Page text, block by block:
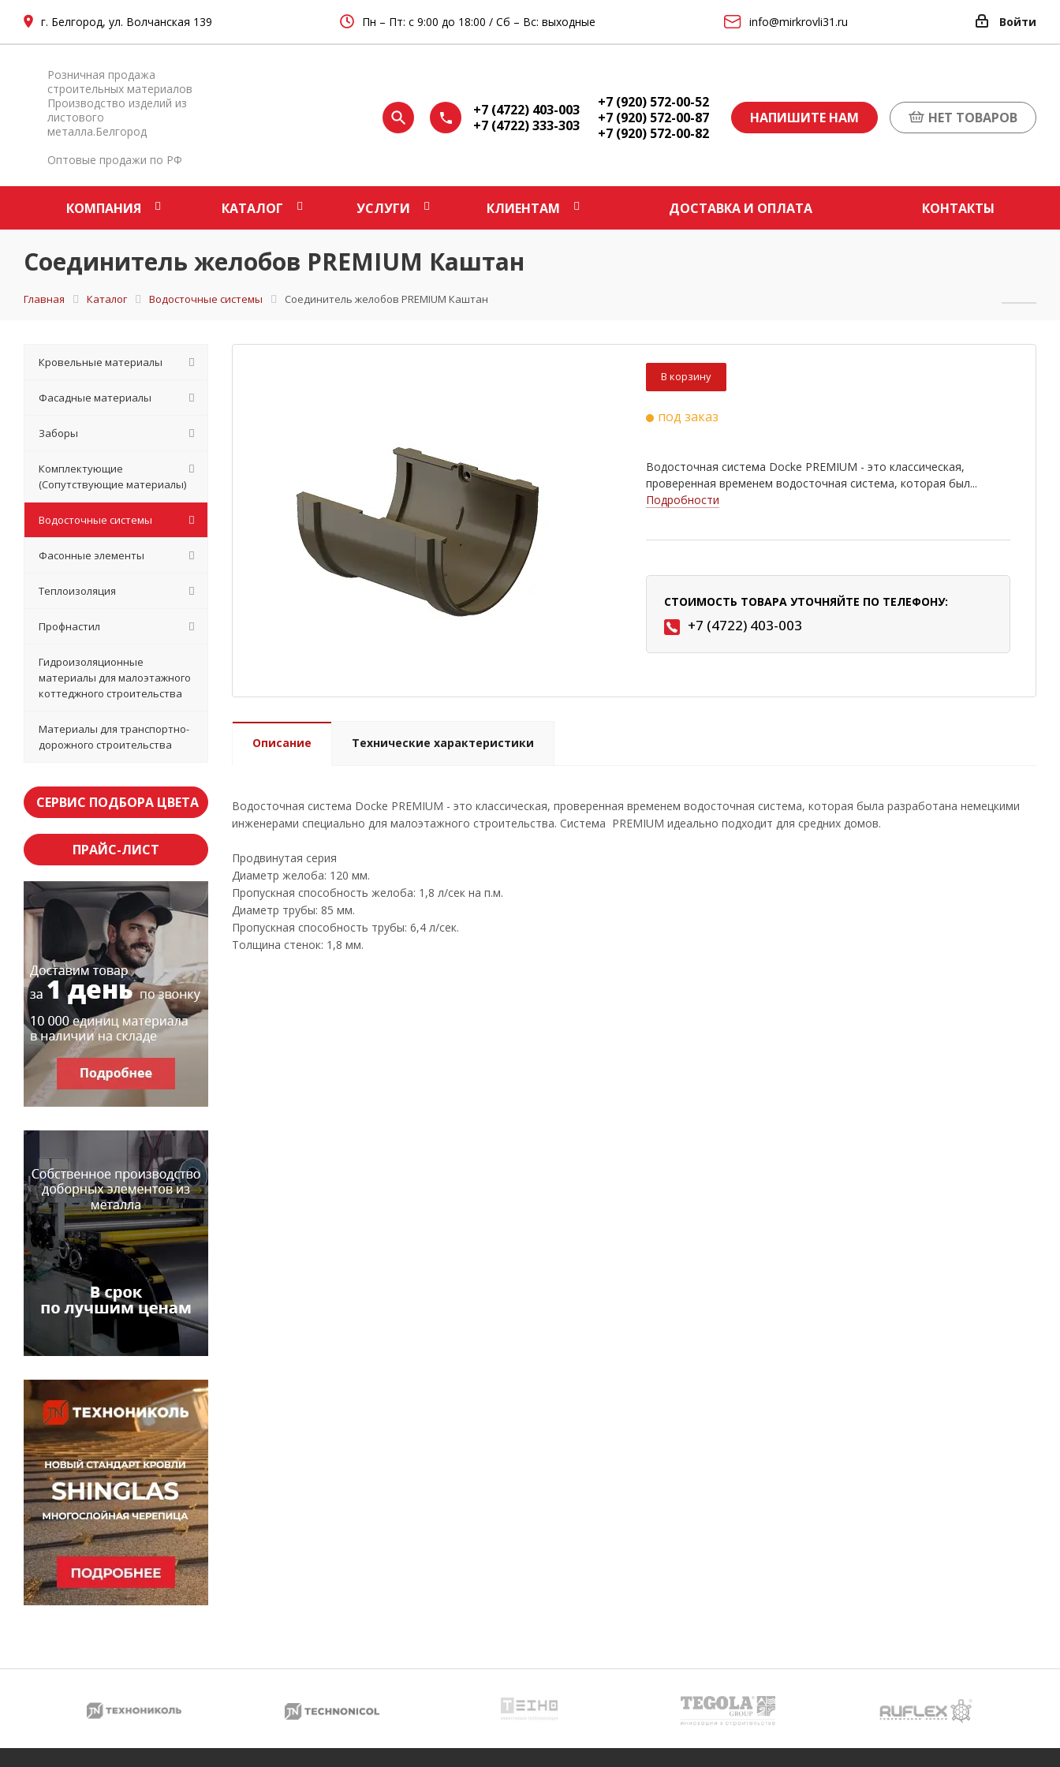
г. Белгород, ул. Волчанская 139 Пн – Пт: с 9:00 до 18:00 / Сб – Вс: выходные info@mirkrovli31.ru Войти
Розничная продажа
строительных материалов
Производство изделий из
листового
металла.Белгород
Оптовые продажи по РФ
+7 (4722) 403-003
+7 (4722) 333-303
+7 (920) 572-00-52
+7 (920) 572-00-87
+7 (920) 572-00-82
НАПИШИТЕ НАМ НЕТ ТОВАРОВ
КОМПАНИЯ КАТАЛОГ УСЛУГИ КЛИЕНТАМ ДОСТАВКА И ОПЛАТА КОНТАКТЫ
Соединитель желобов PREMIUM Каштан
Главная Каталог Водосточные системы Соединитель желобов PREMIUM Каштан
В корзину
под заказ
Водосточная система Docke PREMIUM - это классическая,
проверенная временем водосточная система, которая был...
Подробности
СТОИМОСТЬ ТОВАРА УТОЧНЯЙТЕ ПО ТЕЛЕФОНУ:
+7 (4722) 403-003
Описание Технические характеристики
Водосточная система Docke PREMIUM - это классическая, проверенная временем водосточная система, которая была разработана немецкими
инженерами специально для малоэтажного строительства. Система PREMIUM идеально подходит для средних домов.
Продвинутая серия
Диаметр желоба: 120 мм.
Пропускная способность желоба: 1,8 л/сек на п.м.
Диаметр трубы: 85 мм.
Пропускная способность трубы: 6,4 л/сек.
Толщина стенок: 1,8 мм.
Кровельные материалы
Фасадные материалы
Заборы
Комплектующие
(Сопутствующие материалы)
Водосточные системы
Фасонные элементы
Теплоизоляция
Профнастил
Гидроизоляционные
материалы для малоэтажного
коттеджного строительства
Материалы для транспортно-
дорожного строительства
СЕРВИС ПОДБОРА ЦВЕТА
ПРАЙС-ЛИСТ